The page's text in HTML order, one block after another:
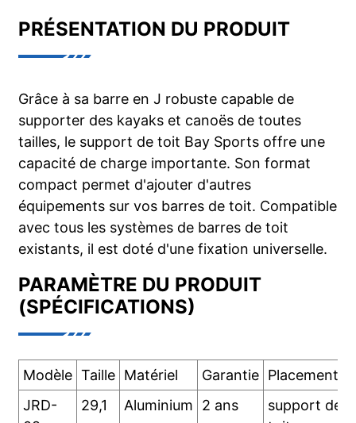
PRÉSENTATION DU PRODUIT
Grâce à sa barre en J robuste capable de
supporter des kayaks et canoës de toutes
tailles, le support de toit Bay Sports offre une
capacité de charge importante. Son format
compact permet d'ajouter d'autres
équipements sur vos barres de toit. Compatible
avec tous les systèmes de barres de toit
existants, il est doté d'une fixation universelle.
PARAMÈTRE DU PRODUIT
(SPÉCIFICATIONS)
Modèle Taille Matériel Garantie Placement:
JRD-
29,1
Aluminium 2 ans
support de